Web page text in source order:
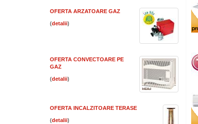
OFERTA ARZATOARE GAZ
( )
OFERTA CONVECTOARE PE
GAZ
( )
OFERTA INCALZITOARE TERASE
( )